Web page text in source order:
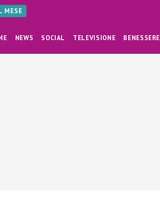
MESE
NEWS SOCIAL TELEVISIONE BENESSERE